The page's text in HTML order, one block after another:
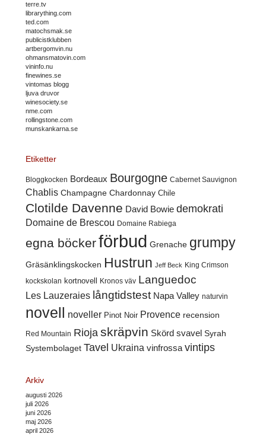
terre.tv
librarything.com
ted.com
matochsmak.se
publicistklubben
artbergomvin.nu
ohmansmatovin.com
vininfo.nu
finewines.se
vintomas blogg
ljuva druvor
winesociety.se
nme.com
rollingstone.com
munskankarna.se
Etiketter
Bloggkocken Bordeaux Bourgogne Cabernet Sauvignon
Chablis Champagne Chardonnay Chile
Clotilde Davenne David Bowie demokrati
Domaine de Brescou Domaine Rabiega
egna böckerförbud Grenache grumpy
Gräsänklingskocken Hustrun Jeff Beck King Crimson
kockskolan kortnovell Kronos väv Languedoc
Les Lauzeraies långtidstest Napa Valley naturvin
novell noveller Pinot Noir Provence recension
Red Mountain Rioja skräpvin Skörd svavel Syrah
Systembolaget Tavel Ukraina vinfrossa vintips
Arkiv
augusti 2026
juli 2026
juni 2026
maj 2026
april 2026